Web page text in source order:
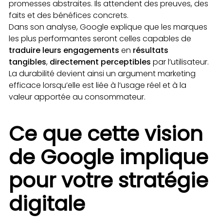
promesses abstraites. Ils attendent des preuves, des
faits et des bénéfices concrets.
Dans son analyse, Google explique que les marques
les plus performantes seront celles capables de
traduire leurs engagements en résultats
tangibles, directement perceptibles par l’utilisateur.
La durabilité devient ainsi un argument marketing
efficace lorsqu’elle est liée à l’usage réel et à la
valeur apportée au consommateur.
Ce que cette vision
de Google implique
pour votre stratégie
digitale